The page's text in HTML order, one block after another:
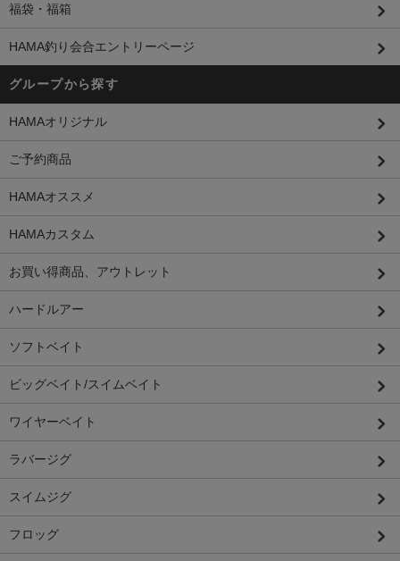
福袋・福箱
HAMA釣り会合エントリーページ
グループから探す
HAMAオリジナル
ご予約商品
HAMAオススメ
HAMAカスタム
お買い得商品、アウトレット
ハードルアー
ソフトベイト
ビッグベイト/スイムベイト
ワイヤーベイト
ラバージグ
スイムジグ
フロッグ